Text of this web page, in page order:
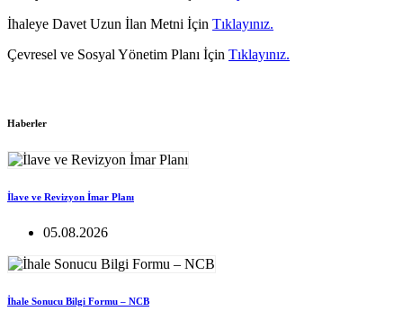
İhaleye Davet Uzun İlan Metni İçin Tıklayınız.
Çevresel ve Sosyal Yönetim Planı İçin Tıklayınız.
Haberler
İlave ve Revizyon İmar Planı
05.08.2026
İhale Sonucu Bilgi Formu – NCB